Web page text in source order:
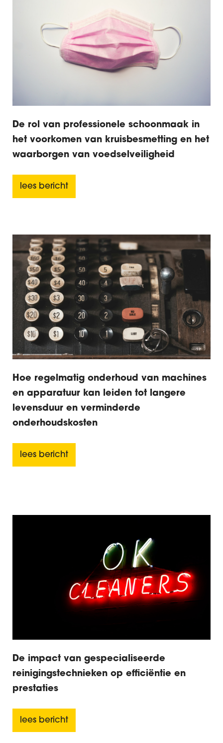
De rol van professionele schoonmaak in
het voorkomen van kruisbesmetting en het
waarborgen van voedselveiligheid
lees bericht
Hoe regelmatig onderhoud van machines
en apparatuur kan leiden tot langere
levensduur en verminderde
onderhoudskosten
lees bericht
De impact van gespecialiseerde
reinigingstechnieken op efficiëntie en
prestaties
lees bericht